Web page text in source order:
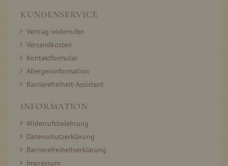
KUNDENSERVICE
Vertrag widerrufen
Versandkosten
Kontaktformular
Allergeninformation
Barrierefreiheit-Assistent
INFORMATION
Widerrufsbelehrung
Datenschutzerklärung
Barrierefreiheitserklärung
Impressum